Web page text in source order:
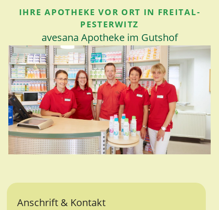
IHRE APOTHEKE VOR ORT IN FREITAL-
PESTERWITZ
avesana Apotheke im Gutshof
Anschrift & Kontakt